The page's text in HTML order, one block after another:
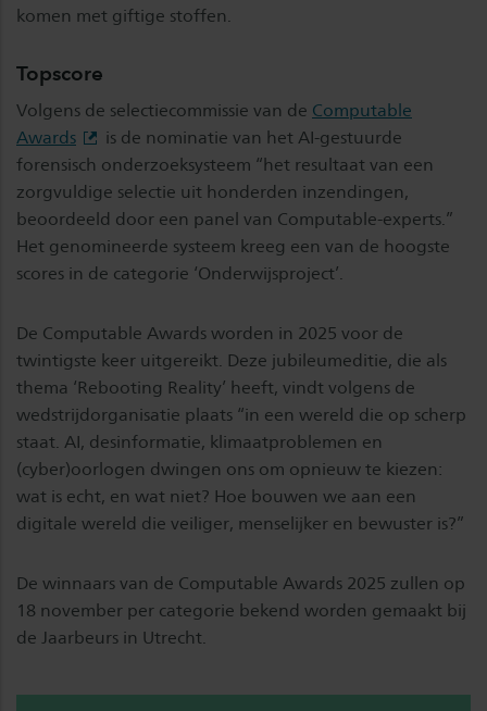
komen met giftige stoffen.
Topscore
Volgens de selectiecommissie van de Computable
Awards
is de nominatie van het AI-gestuurde
forensisch onderzoeksysteem “het resultaat van een
zorgvuldige selectie uit honderden inzendingen,
beoordeeld door een panel van Computable-experts.”
Het genomineerde systeem kreeg een van de hoogste
scores in de categorie ‘Onderwijsproject’.
De Computable Awards worden in 2025 voor de
twintigste keer uitgereikt. Deze jubileumeditie, die als
thema ‘Rebooting Reality’ heeft, vindt volgens de
wedstrijdorganisatie plaats “in een wereld die op scherp
staat. AI, desinformatie, klimaatproblemen en
(cyber)oorlogen dwingen ons om opnieuw te kiezen:
wat is echt, en wat niet? Hoe bouwen we aan een
digitale wereld die veiliger, menselijker en bewuster is?”
De winnaars van de Computable Awards 2025 zullen op
18 november per categorie bekend worden gemaakt bij
de Jaarbeurs in Utrecht.